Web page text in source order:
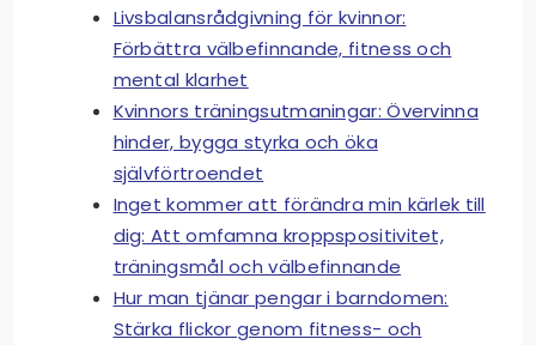
Livsbalansrådgivning för kvinnor:
Förbättra välbefinnande, fitness och
mental klarhet
Kvinnors träningsutmaningar: Övervinna
hinder, bygga styrka och öka
självförtroendet
Inget kommer att förändra min kärlek till
dig: Att omfamna kroppspositivitet,
träningsmål och välbefinnande
Hur man tjänar pengar i barndomen:
Stärka flickor genom fitness- och